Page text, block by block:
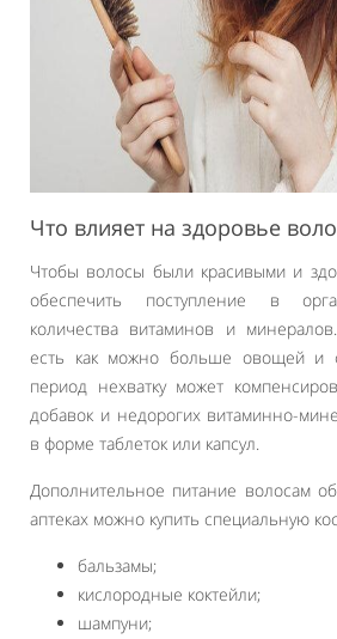
Что влияет на здоровье
Чтобы волосы были красивыми и
обеспечить поступление в
количества витаминов и
есть как можно больше овощей и
период нехватку может
добавок и недорогих витаминно-
в форме таблеток или капсул.
Дополнительное питание волосам
аптеках можно купить специальную
бальзамы;
кислородные коктейли;
шампуни;